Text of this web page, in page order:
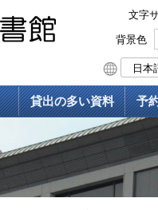
文字
背景色
貸出の多い資料 予